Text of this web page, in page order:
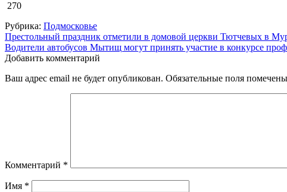
270
Рубрика: Подмосковье
Навигация
по
Престольный праздник отметили в домовой церкви Тютчевых в
Водители автобусов Мытищ могут принять участие в конкурсе
Добавить комментарий
Ваш адрес email не будет опубликован. Обязательные поля помечены
Комментарий *
Имя *